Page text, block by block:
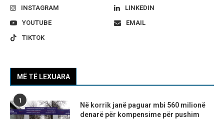
INSTAGRAM
LINKEDIN
YOUTUBE
EMAIL
TIKTOK
MË TË LEXUARA
1
Në korrik janë paguar mbi 560 milionë
denarë për kompensime për pushim